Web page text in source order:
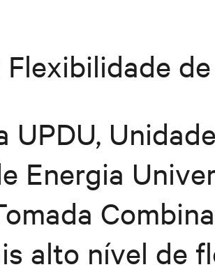
UPDU,
Energia
alto nível de